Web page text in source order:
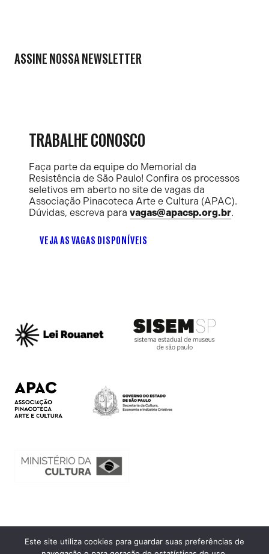
ASSINE NOSSA NEWSLETTER
TRABALHE CONOSCO
Faça parte da equipe do Memorial da
Resistência de São Paulo! Confira os processos
seletivos em aberto no site de vagas da
Associação Pinacoteca Arte e Cultura (APAC).
Dúvidas, escreva para vagas@apacsp.org.br.
VEJA AS VAGAS DISPONÍVEIS
Ouvidoria
Este site utiliza cookies para guardar suas preferências de